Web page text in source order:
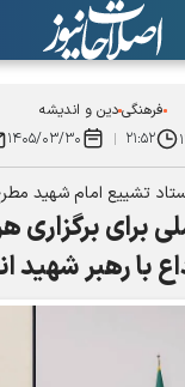
فرهنگیدین و اندیشه
۲۱:۵۲ ۱۴۰۵/۰۳/۳۰
تشییع امام شهید
برای برگزاری
با رهبر شهید